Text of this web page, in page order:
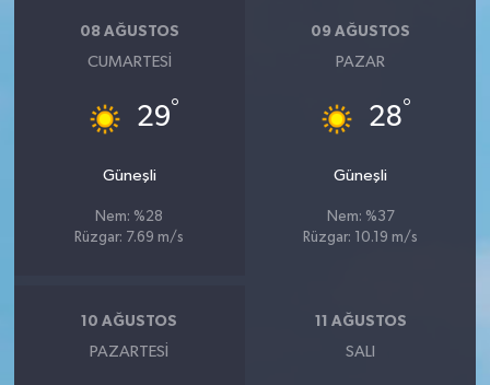
08 AĞUSTOS
CUMARTESI
29°
Güneşli
Nem: %28
Rüzgar: 7.69 m/s
09 AĞUSTOS
PAZAR
28°
Güneşli
Nem: %37
Rüzgar: 10.19 m/s
10 AĞUSTOS
PAZARTESI
11 AĞUSTOS
SALI